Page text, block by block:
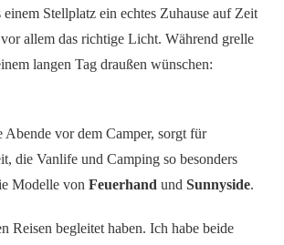
Stellplatz ein echtes Zuhause auf Zeit
allem das richtige Licht. Während grelle
langen Tag draußen wünschen:
Abende vor dem Camper, sorgt für
die Vanlife und Camping so besonders
Modelle von Feuerhand und Sunnyside.
begleitet haben. Ich habe beide